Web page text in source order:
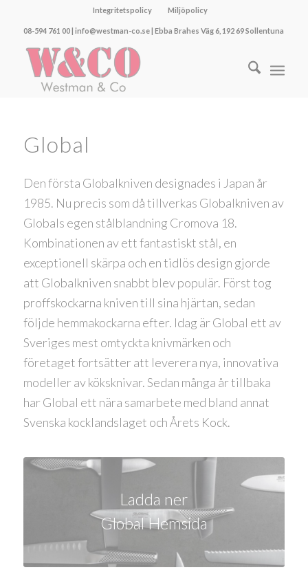
Integritetspolicy Miljöpolicy
08-594 761 00 | info@westman-co.se | Ebba Brahes Väg 6, 192 69 Sollentuna
Global
Den första Globalkniven designades i Japan år
1985. Nu precis som då tillverkas Globalkniven av
Globals egen stålblandning Cromova 18.
Kombinationen av ett fantastiskt stål, en
exceptionell skärpa och en tidlös design gjorde
att Globalkniven snabbt blev populär. Först tog
proffskockarna kniven till sina hjärtan, sedan
följde hemmakockarna efter. Idag är Global ett av
Sveriges mest omtyckta knivmärken och
företaget fortsätter att leverera nya, innovativa
modeller av köksknivar. Sedan många år tillbaka
har Global ett nära samarbete med bland annat
Svenska kocklandslaget och Årets Kock.
Ladda ner
Global Hemsida